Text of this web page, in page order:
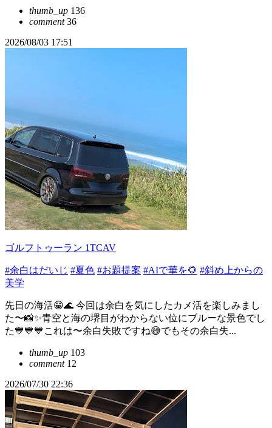
thumb_up 136
comment36
2026/08/03 17:51
ゴルフトゥーラン 1TCAV
#余白はだいじ #夏色 #お題提案 #AIで華を🌻 #斜め上からの
美学
先日の海活😁🌊 今回は余白を気にしたカメ活を楽しみまし
た〜📸✨青空と海の堺目がわからない位にブルーな景色でし
た💙💙💙これは〜余白失敗ですね😅でもその余白失...
thumb_up 103
comment12
2026/07/30 22:36